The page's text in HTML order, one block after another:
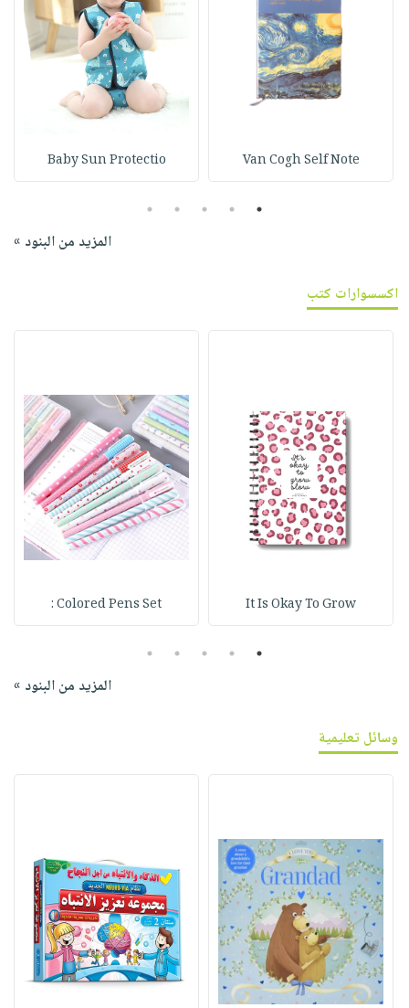
Van Cogh Self Note
Baby Sun Protectio
1
2
3
4
5
المزيد من البنود »
اكسسوارات كتب
It Is Okay To Grow
Colored Pens Set :
1
2
3
4
5
المزيد من البنود »
وسائل تعليمية